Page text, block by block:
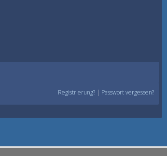
Registrierung? | Passwort vergessen?